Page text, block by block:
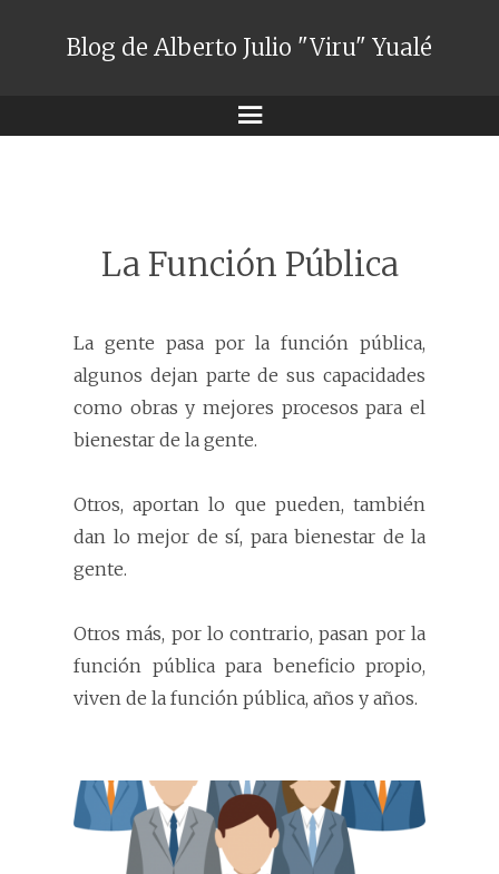
Blog de Alberto Julio "Viru" Yualé
Menú
La Función Pública
La gente pasa por la función pública,
algunos dejan parte de sus capacidades
como obras y mejores procesos para el
bienestar de la gente.
Otros, aportan lo que pueden, también
dan lo mejor de sí, para bienestar de la
gente.
Otros más, por lo contrario, pasan por la
función pública para beneficio propio,
viven de la función pública, años y años.